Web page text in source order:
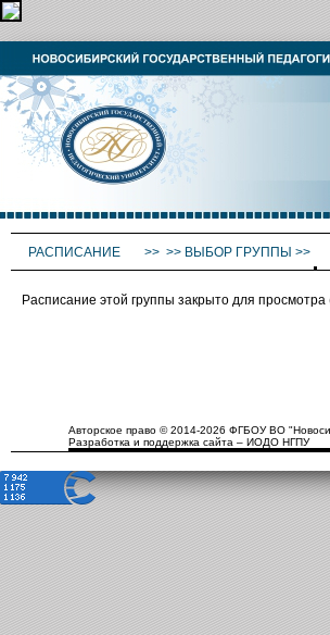
РАСПИСАНИЕ >> >> ВЫБОР ГРУППЫ >>
Расписание этой группы закрыто для
Авторское право © 2014-2026 ФГБОУ ВО
Разработка и поддержка сайта – ИОДО НГПУ